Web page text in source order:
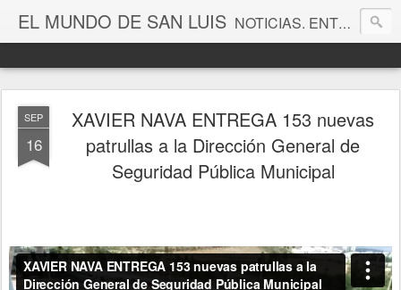
EL MUNDO DE SAN LUIS NOTICIAS. ENTRETENIMIENTO. EDITORIALES. CANAL DE VÍDEOS. GALERÍA DE FOTOGRAFÍAS.
SEP
16
XAVIER NAVA ENTREGA 153 nuevas
patrullas a la Dirección General de
Seguridad Pública Municipal